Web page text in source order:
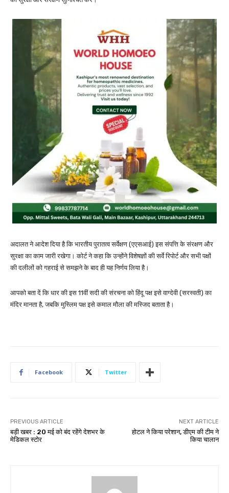
अदालत ने आदेश दिया है कि भारतीय पुरातत्व सर्वेक्षण (एएसआई) इस संपत्ति के संरक्षण और
सुरक्षा का काम जारी रखेगा। कोर्ट ने कहा कि उन्होंने विशेषज्ञों की सर्वे रिपोर्ट और सभी पक्षों
की दलीलों को गहराई से समझने के बाद ही यह निर्णय लिया है।
आपको बता दें कि धार की इस 11वीं सदी की संरचना को हिंदू पक्ष इसे वाग्देवी (सरस्वती) का
मंदिर मानता है, जबकि मुस्लिम पक्ष इसे कमाल मौला की मस्जिद बताता है।
Facebook Twitter
PREVIOUS ARTICLE
बड़ी खबर : 20 मई को बंद रहेंगे देशभर के
मेडिकल स्टोर
NEXT ARTICLE
होटल ने किया परेशान, डीएम की टीम ने
किया चालान